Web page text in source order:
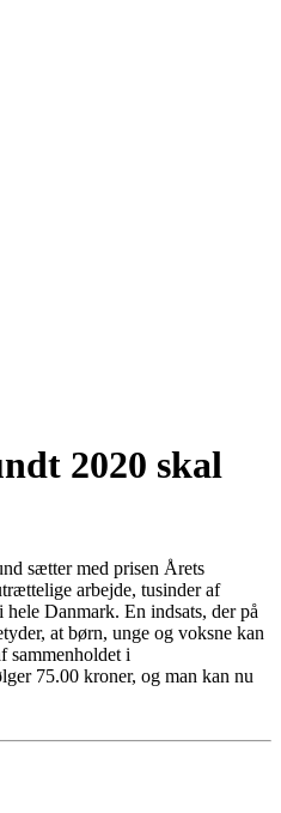
2020 skal
sætter med prisen Årets
arbejde, tusinder af
Danmark. En indsats, der på
at børn, unge og voksne kan
sammenholdet i
75.00 kroner, og man kan nu